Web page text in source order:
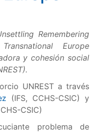
Remembering
Europe
y cohesión social
UNREST a través
(IFS, CCHS-CSIC) y
CSIC)
problema de